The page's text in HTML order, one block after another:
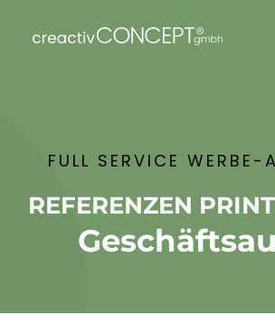
FULL SERVICE WERBE-
REFERENZEN